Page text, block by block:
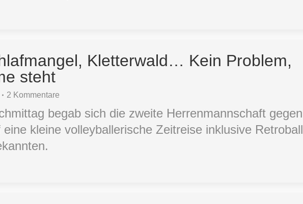
Kletterwald… Kein Problem,
steht
2 Kommentare
begab sich die zweite Herrenmannschaft gegen
kleine volleyballerische Zeitreise inklusive Retroball